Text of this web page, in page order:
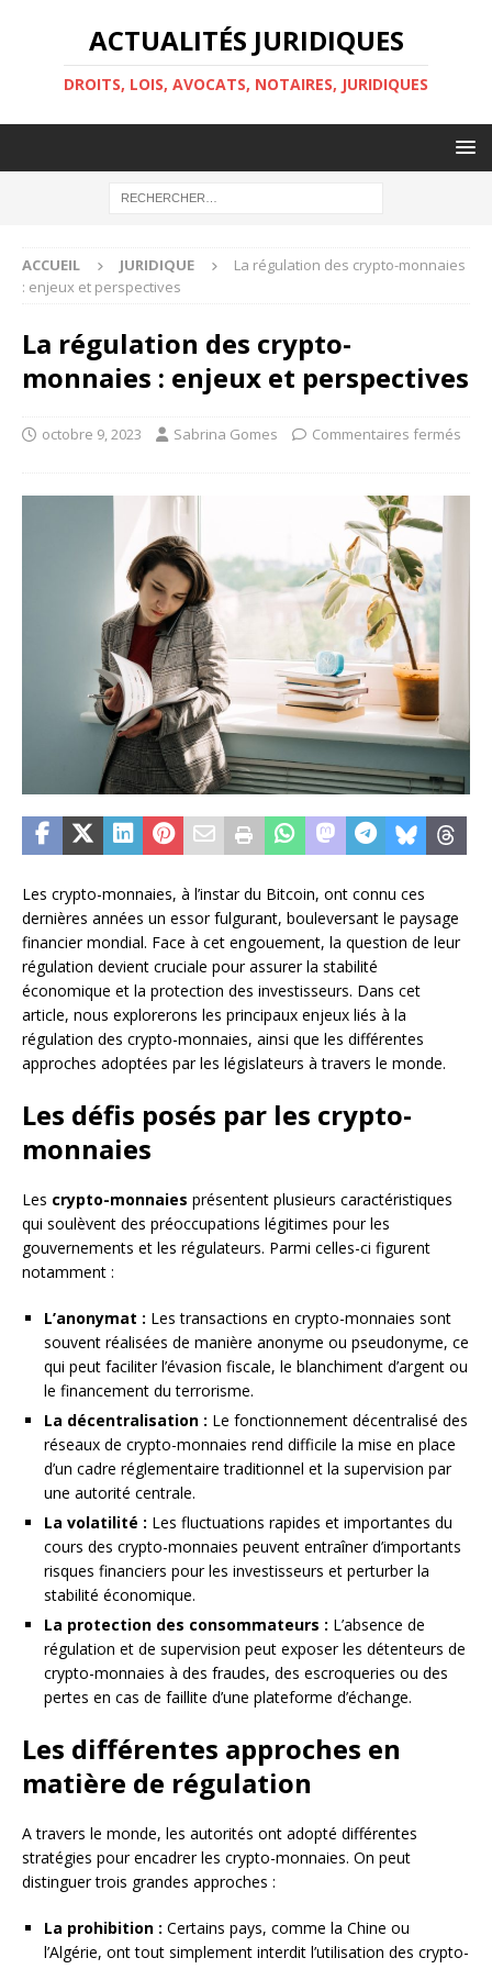
ACTUALITÉS JURIDIQUES
DROITS, LOIS, AVOCATS, NOTAIRES, JURIDIQUES
ACCUEIL JURIDIQUE
La régulation des crypto-monnaies
: enjeux et perspectives
La régulation des crypto-
monnaies : enjeux et perspectives
octobre 9, 2023 Sabrina Gomes Commentaires fermés
Les crypto-monnaies, à l’instar du Bitcoin, ont connu ces
dernières années un essor fulgurant, bouleversant le paysage
financier mondial. Face à cet engouement, la question de leur
régulation devient cruciale pour assurer la stabilité
économique et la protection des investisseurs. Dans cet
article, nous explorerons les principaux enjeux liés à la
régulation des crypto-monnaies, ainsi que les différentes
approches adoptées par les législateurs à travers le monde.
Les défis posés par les crypto-
monnaies
Les crypto-monnaies présentent plusieurs caractéristiques
qui soulèvent des préoccupations légitimes pour les
gouvernements et les régulateurs. Parmi celles-ci figurent
notamment :
L’anonymat : Les transactions en crypto-monnaies sont
souvent réalisées de manière anonyme ou pseudonyme, ce
qui peut faciliter l’évasion fiscale, le blanchiment d’argent ou
le financement du terrorisme.
La décentralisation : Le fonctionnement décentralisé des
réseaux de crypto-monnaies rend difficile la mise en place
d’un cadre réglementaire traditionnel et la supervision par
une autorité centrale.
La volatilité : Les fluctuations rapides et importantes du
cours des crypto-monnaies peuvent entraîner d’importants
risques financiers pour les investisseurs et perturber la
stabilité économique.
La protection des consommateurs : L’absence de
régulation et de supervision peut exposer les détenteurs de
crypto-monnaies à des fraudes, des escroqueries ou des
pertes en cas de faillite d’une plateforme d’échange.
Les différentes approches en
matière de régulation
A travers le monde, les autorités ont adopté différentes
stratégies pour encadrer les crypto-monnaies. On peut
distinguer trois grandes approches :
La prohibition : Certains pays, comme la Chine ou
l’Algérie, ont tout simplement interdit l’utilisation des crypto-